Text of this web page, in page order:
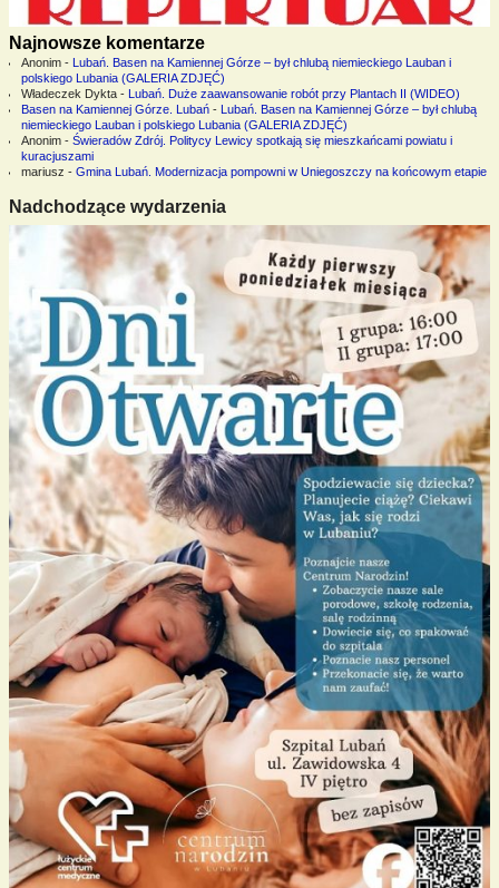
Najnowsze komentarze
Anonim-
Lubań. Basen na Kamiennej Górze – był chlubą niemieckiego Lauban i
polskiego Lubania (GALERIA ZDJĘĆ)
Władeczek Dykta-
Lubań. Duże zaawansowanie robót przy Plantach II (WIDEO)
Basen na Kamiennej Górze. Lubań-
Lubań. Basen na Kamiennej Górze – był chlubą
niemieckiego Lauban i polskiego Lubania (GALERIA ZDJĘĆ)
Anonim- Świeradów Zdrój. Politycy Lewicy spotkają się mieszkańcami powiatu i
kuracjuszami
mariusz - Gmina Lubań. Modernizacja pompowni w Uniegoszczy na końcowym etapie
Nadchodzące wydarzenia